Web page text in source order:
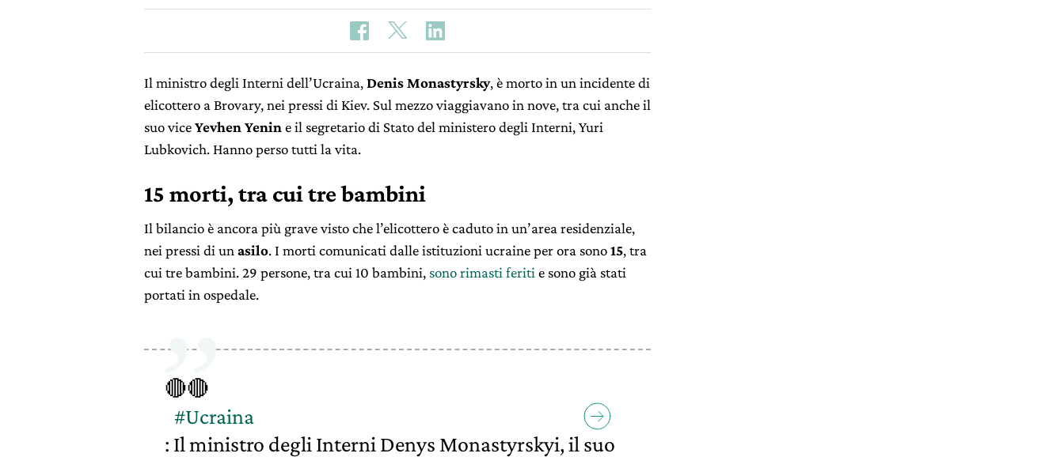
Il ministro degli Interni dell’Ucraina,Denis Monastyrsky, è morto in un incidente di
elicottero a Brovary, nei pressi di Kiev. Sul mezzo viaggiavano in nove, tra cui anche il
suo viceYevhen Yenin e il segretario di Stato del ministero degli Interni, Yuri
Lubkovich. Hanno perso tutti la vita.
15 morti, tra cui tre bambini
Il bilancio è ancora più grave visto che l’elicottero è caduto in un’area residenziale,
nei pressi di un asilo. I morti comunicati dalle istituzioni ucraine per ora sono15, tra
cui tre bambini. 29 persone, tra cui 10 bambini, sono rimasti feriti e sono già stati
portati in ospedale.
🔴🔴
#Ucraina
: Il ministro degli Interni Denys Monastyrskyi, il suo